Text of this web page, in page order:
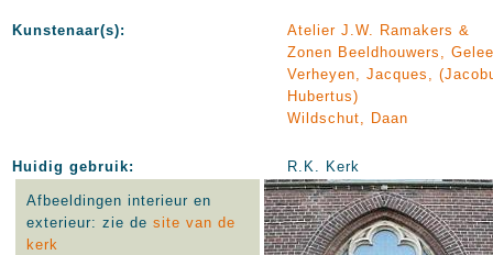
Kunstenaar(s):
Atelier J.W. Ramakers &
Zonen Beeldhouwers,
Verheyen, Jacques,
Hubertus)
Wildschut, Daan
Huidig gebruik: R.K. Kerk
Afbeeldingen interieur en
exterieur: zie de site van de
kerk